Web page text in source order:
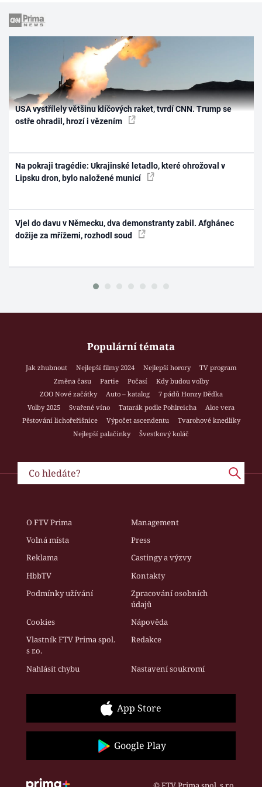
USA vystřílely většinu klíčových raket, tvrdí CNN. Trump se
ostře ohradil, hrozí i vězením
Na pokraji tragédie: Ukrajinské letadlo, které ohrožoval v
Lipsku dron, bylo naložené municí
Vjel do davu v Německu, dva demonstranty zabil. Afghánec
dožije za mřížemi, rozhodl soud
Populární témata
Jak zhubnout Nejlepší filmy 2024 Nejlepší horory
TV program
Změna času
Partie Počasí
Kdy budou volby
ZOO Nové začátky
Auto – katalog
7 pádů Honzy Dědka
Volby 2025
Svařené víno Tatarák podle Pohlreicha
Aloe vera
Pěstování lichořeřišnice
Výpočet ascendentu
Tvarohové knedlíky
Nejlepší palačinky
Švestkový koláč
O FTV Prima
Management
Volná místa
Press
Reklama
Castingy a výzvy
HbbTV
Kontakty
Podmínky užívání
Zpracování osobních
údajů
Cookies
Nápověda
Vlastník FTV Prima spol.
s r.o.
Redakce
Nahlásit chybu Nastavení soukromí
App Store
Google Play